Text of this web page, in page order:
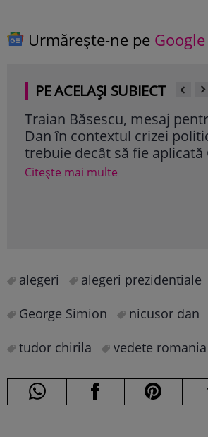
Urmărește-ne pe
PE ACELAȘI SUBIECT
Traian Băsescu, mesaj
Dan în contextul crizei
trebuie decât să fie aplicată
Citește mai multe
alegeri
alegeri prezidentiale
George Simion
nicusor dan
tudor chirila
vedete romania